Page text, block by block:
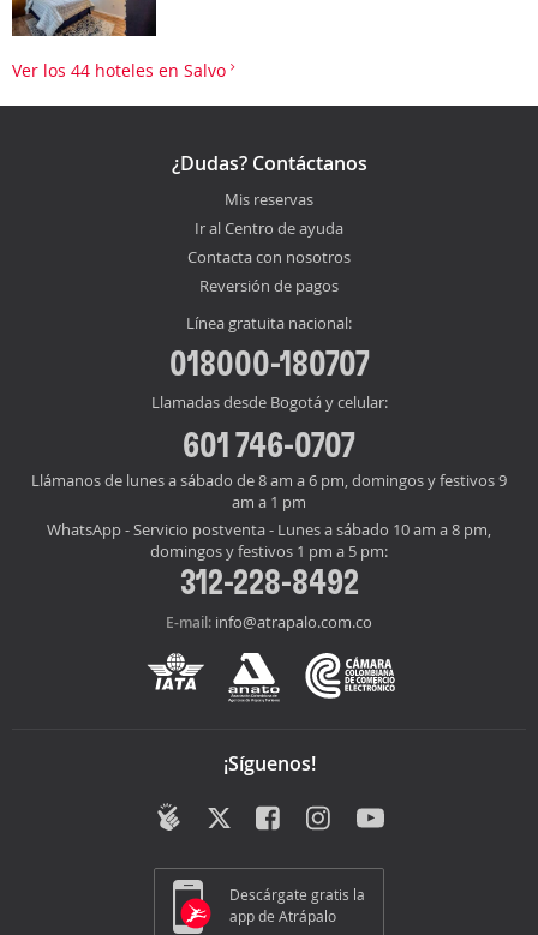
Ver los 44 hoteles en Salvo
¿Dudas? Contáctanos
Mis reservas
Ir al Centro de ayuda
Contacta con nosotros
Reversión de pagos
Línea gratuita nacional:
018000-180707
Llamadas desde Bogotá y celular:
601 746-0707
Llámanos de lunes a sábado de 8 am a 6 pm, domingos y festivos 9
am a 1 pm
WhatsApp - Servicio postventa - Lunes a sábado 10 am a 8 pm,
domingos y festivos 1 pm a 5 pm:
312-228-8492
E-mail: info@atrapalo.com.co
¡Síguenos!
Descárgate gratis la
app de Atrápalo